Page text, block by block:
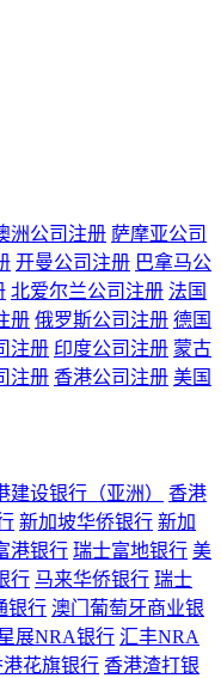
洲公司注册 萨摩亚公司
开曼公司注册 巴拿马公
北爱尔兰公司注册 法国
册 俄罗斯公司注册 德国
注册 印度公司注册 蒙古
注册 香港公司注册 美国
建设银行（亚洲）
香港
新加坡华侨银行 新加
港银行 瑞士富地银行 美
行 马来华侨银行 瑞士
银行 澳门葡萄牙商业银
展NRA银行 汇丰NRA
港花旗银行 香港渣打银